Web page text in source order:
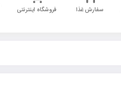
سفارش غذا فروشگاه اینترنتی